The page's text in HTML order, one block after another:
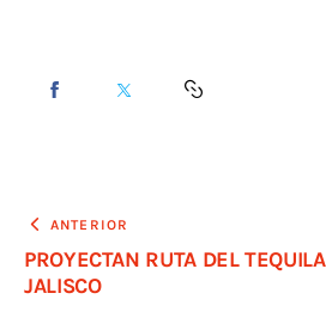
ANTERIOR
PROYECTAN RUTA DEL
JALISCO